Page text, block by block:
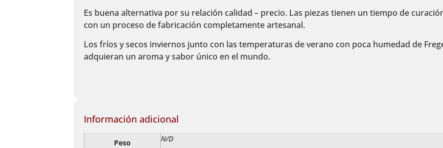
Es buena alternativa por su relación calidad – precio. Las piezas tienen un tiempo de
con un proceso de fabricación completamente artesanal.
Los fríos y secos inviernos junto con las temperaturas de verano con poca humedad de
adquieran un aroma y sabor único en el mundo.
Información adicional
Peso N/D